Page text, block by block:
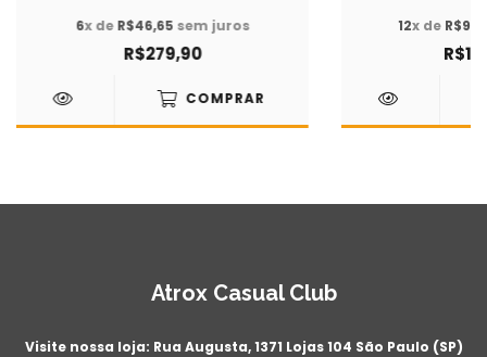
6x deR$46,65 sem juros
R$279,90
COMPRAR
12x de
Atrox Casual Club
Visite nossa loja: Rua Augusta, 1371 Lojas 104 São Paulo (SP)